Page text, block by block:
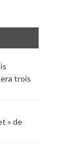
trois
» de